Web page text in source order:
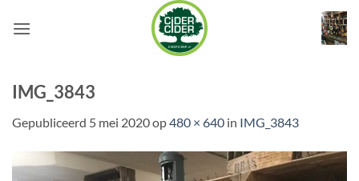
naar
IMG_3843
Gepubliceerd 5 mei 2020op480 × 640 in IMG_3843